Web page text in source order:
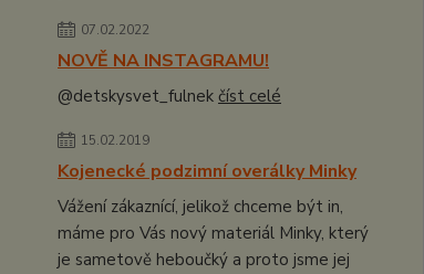
07.02.2022
NOVĚ NA INSTAGRAMU!
@detskysvet_fulnek číst celé
15.02.2019
Kojenecké podzimní overálky Minky
Vážení zákaznící, jelikož chceme být in,
máme pro Vás nový materiál Minky, který
je sametově heboučký a proto jsme jej